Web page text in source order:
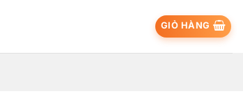
GIỎ HÀNG